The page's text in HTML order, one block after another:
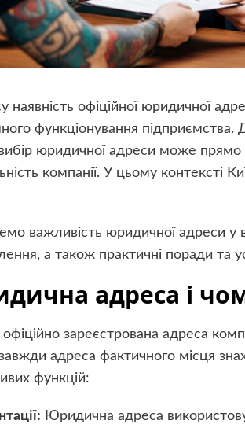
наявність офіційної юридичної
функціонування підприємства.
юридичної адреси може прямо
компанії. У цьому контексті
важливість юридичної адреси у
а також практичні поради та
адреса і
зареєстрована адреса
адреса фактичного місця
функцій:
Юридична адреса